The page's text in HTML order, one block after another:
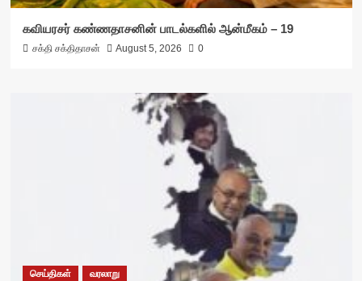
கவியரசர் கண்ணதாசனின் பாடல்களில் ஆன்மீகம் – 19
சக்தி சக்திதாசன் August 5, 2026 0
செய்திகள் வரலாறு